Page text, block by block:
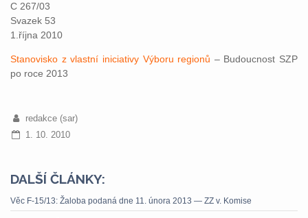
C 267/03
Svazek 53
1.října 2010
Stanovisko z vlastní iniciativy Výboru regionů – Budoucnost SZP
po roce 2013
redakce (sar)
1. 10. 2010
DALŠÍ ČLÁNKY:
Věc F-15/13: Žaloba podaná dne 11. února 2013 — ZZ v. Komise